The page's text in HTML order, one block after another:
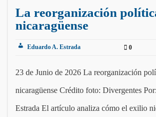
La reorganización
nicaragüense
Eduardo A. Estrada 0
23 de Junio de 2026 La reorganización
nicaragüense Crédito foto: Divergentes
Estrada El artículo analiza cómo el exilio